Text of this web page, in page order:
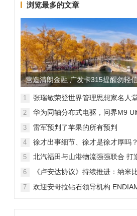
浏览最多的文章
营造清朗金融 广发卡315提醒勿轻
理维权”
1 张瑞敏荣登世界管理思想家名人
2
华为同轴分布式电驱，问界M9
背后的“车轮思想者”
3 雷军预判了苹果的所有预判
4 徐才出事细节、徐才是徐才厚吗？
5
北汽福田与山港物流强强联合 打
融合新范本
6
《卢安达协议》持续推进：纳米
和国加入，印度宝石与珠宝出口促
员会与迪拜多种商品交易中心启
7
欢迎安哥拉钻石领导机构